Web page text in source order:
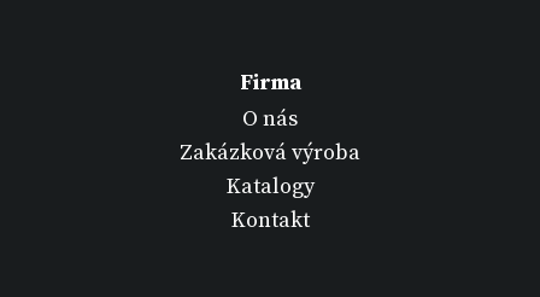
Firma
O nás
Zakázková výroba
Katalogy
Kontakt